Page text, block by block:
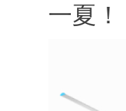
一夏！